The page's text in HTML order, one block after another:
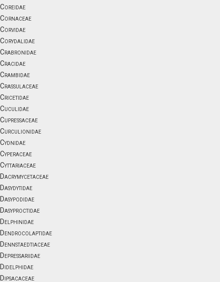
Coreidae
Cornaceae
Corvidae
Corydalidae
Crabronidae
Cracidae
Crambidae
Crassulaceae
Cricetidae
Cuculidae
Cupressaceae
Curculionidae
Cydnidae
Cyperaceae
Cyttariaceae
Dacrymycetaceae
Dasydytidae
Dasypodidae
Dasyproctidae
Delphinidae
Dendrocolaptidae
Dennstaedtiaceae
Depressariidae
Didelphidae
Dipsacaceae